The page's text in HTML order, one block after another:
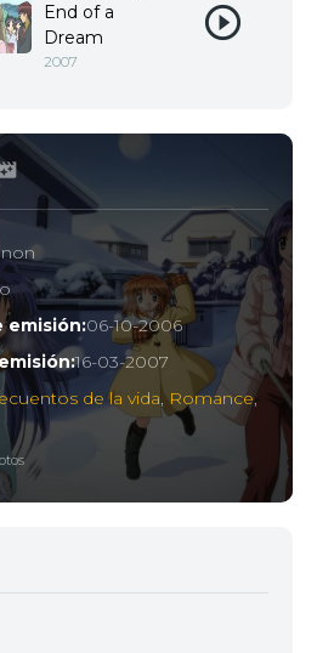
End of a
Dream
2007
emisión:06-10-2006
16-03-2007
de la vida, Romance,